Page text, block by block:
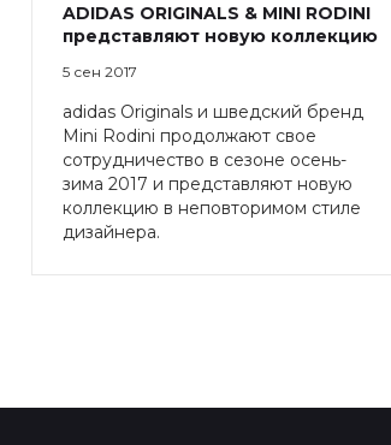
ADIDAS ORIGINALS & MINI RODINI
представляют новую коллекцию
5 сен 2017
adidas Originals и шведский бренд
Mini Rodini продолжают свое
сотрудничество в сезоне осень-
зима 2017 и представляют новую
коллекцию в неповторимом стиле
дизайнера.